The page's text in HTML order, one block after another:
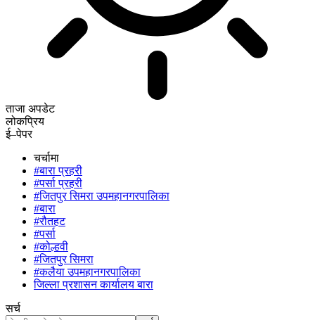
ताजा अपडेट
लोकप्रिय
ई–पेपर
चर्चामा
#बारा प्रहरी
#पर्सा प्रहरी
#जितपुर सिमरा उपमहानगरपालिका
#बारा
#रौतहट
#पर्सा
#कोल्हवी
#जितपुर सिमरा
#कलैया उपमहानगरपालिका
जिल्ला प्रशासन कार्यालय बारा
सर्च